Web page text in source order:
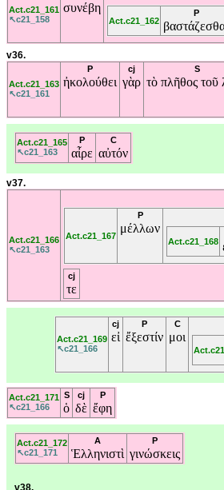
Act.c21_161
↖c21_158
συνέβη
Act.c21_162
P
v36.
Act.c21_163
↖c21_161
P
ἠκολούθει
cj
γὰρ
S
τὸ πλῆθος τοῦ
Act.c21_165
↖c21_163
P
αἶρε
C
αὐτόν
v37.
Act.c21_166
↖c21_163
Act.c21_167
P
μέλλων
Act.c21_168
cj
τε
Act.c21_169
↖c21_166
cj
εἰ
P
ἔξεστίν
C
μοι
Act.c21_171
↖c21_166
S
ὁ
cj
δὲ
P
ἔφη
Act.c21_172
↖c21_171
A
Ἑλληνιστὶ
P
γινώσκεις
v38.